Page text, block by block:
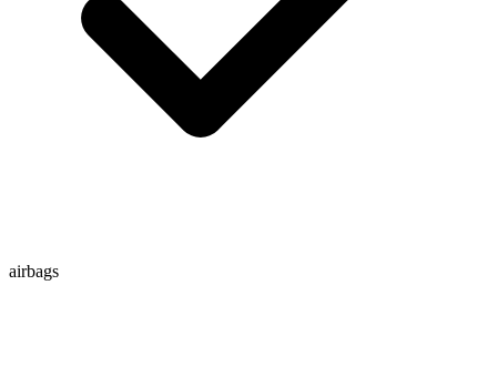
airbags